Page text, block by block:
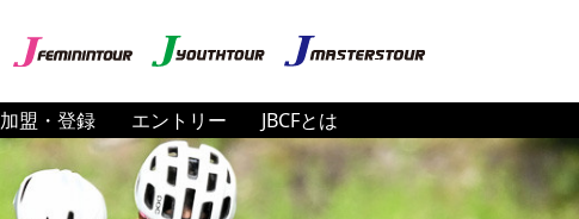
加盟・登録 エントリー JBCFとは